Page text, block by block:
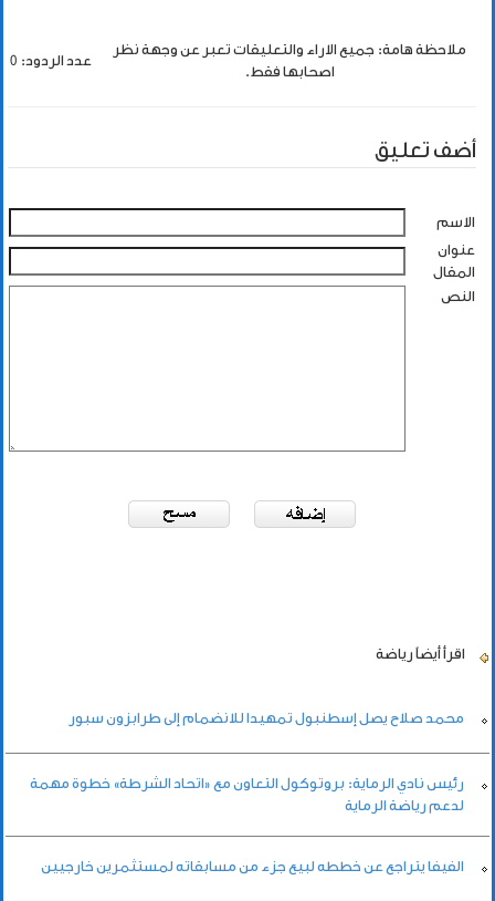
ملاحظة هامة: جميع الاراء والتعليقات تعبر عن وجهة نظر
اصحابها فقط.
عدد الردود: 0
أضف تعليق
الاسم
عنوان
المقال
النص
اقرأ أيضاً رياضة
محمد صلاح يصل إسطنبول تمهيدا للانضمام إلى طرابزون سبور
رئيس نادي الرماية: بروتوكول التعاون مع «اتحاد الشرطة» خطوة مهمة
لدعم رياضة الرماية
الفيفا يتراجع عن خططه لبيع جزء من مسابقاته لمستثمرين خارجيين